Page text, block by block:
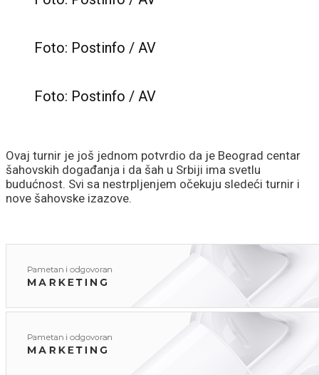
Foto: Postinfo / AV
Foto: Postinfo / AV
Ovaj turnir je još jednom potvrdio da je Beograd centar
šahovskih događanja i da šah u Srbiji ima svetlu
budućnost. Svi sa nestrpljenjem očekuju sledeći turnir i
nove šahovske izazove.